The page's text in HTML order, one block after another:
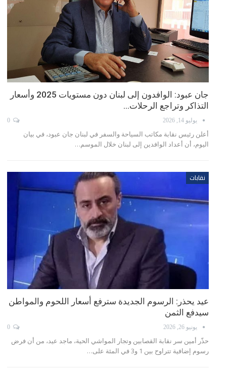
جان عبود: الوافدون إلى لبنان دون مستويات 2025 وأسعار
التذاكر وتراجع الرحلات…
يوليو 14, 2026 0
أعلن رئيس نقابة مكاتب السياحة والسفر في لبنان جان عبود، في بيان
اليوم، أن أعداد الوافدين إلى لبنان خلال الموسم…
نقابات
عيد يحذر: الرسوم الجديدة سترفع أسعار اللحوم والمواطن
سيدفع الثمن
يونيو 26, 2026 0
حذّر أمين سر نقابة القصابين وتجار المواشي الحية، ماجد عيد، من أن فرض
رسوم إضافية تتراوح بين 1 و3 في المئة على…